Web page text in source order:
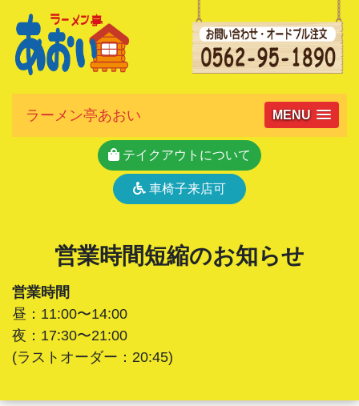
ラーメン亭あおい MENU
テイクアウトについて
車椅子来店可
営業時間短縮のお知らせ
営業時間
昼：11:00〜14:00
夜：17:30〜21:00
(ラストオーダー：20:45)